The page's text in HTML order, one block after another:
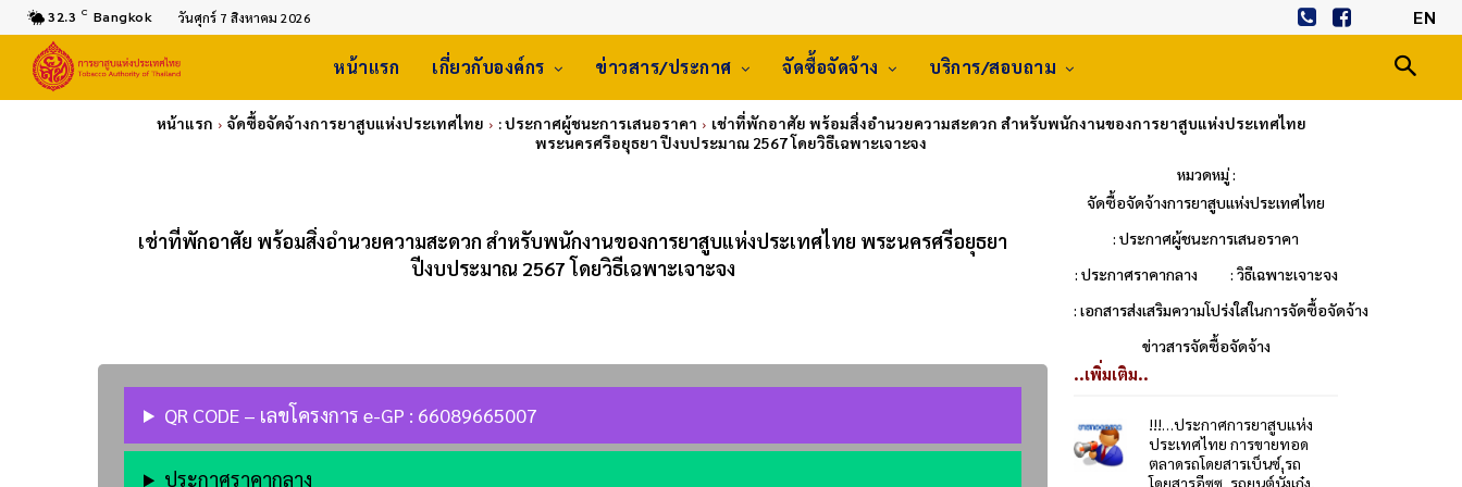
32.3 C Bangkok วันศุกร์ 7 สิงหาคม 2026 EN
หน้าแรก เกี่ยวกับองค์กร ข่าวสาร/ประกาศ จัดซื้อจัดจ้าง บริการ/สอบถาม
หน้าแรก จัดซื้อจัดจ้างการยาสูบแห่งประเทศไทย : ประกาศผู้ชนะการเสนอราคา
เช่าที่พักอาศัย พร้อมสิ่งอำนวยความสะดวก สำหรับพนักงานของการยาสูบแห่งประเทศไทย
พระนครศรีอยุธยา ปีงบประมาณ 2567 โดยวิธีเฉพาะเจาะจง
เช่าที่พักอาศัย พร้อมสิ่งอำนวยความสะดวก สำหรับพนักงานของการยาสูบแห่งประเทศไทย พระนครศรีอยุธยา
ปีงบประมาณ 2567 โดยวิธีเฉพาะเจาะจง
หมวดหมู่ :
จัดซื้อจัดจ้างการยาสูบแห่งประเทศไทย
: ประกาศผู้ชนะการเสนอราคา
: ประกาศราคากลาง
: วิธีเฉพาะเจาะจง
: เอกสารส่งเสริมความโปร่งใสในการจัดซื้อจัดจ้าง
ข่าวสารจัดซื้อจัดจ้าง
QR CODE – เลขโครงการ e-GP : 66089665007
ประกาศราคากลาง
..เพิ่มเติม..
!!!…ประกาศการยาสูบแห่ง
ประเทศไทย การขายทอด
ตลาดรถโดยสารเบ็นซ์,รถ
โดยสารอีซูซุ, รถยนต์นั่งเก๋ง,